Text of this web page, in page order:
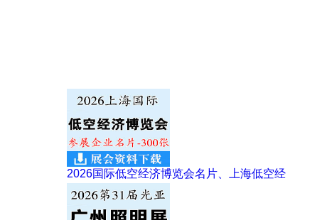
2026国际低空经济博览会名片、上海低空经